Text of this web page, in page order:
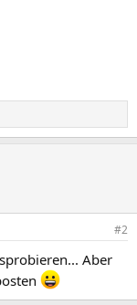
#2
Aber